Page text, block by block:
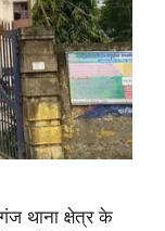
थाना क्षेत्र के